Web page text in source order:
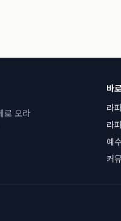
로 오라
바
라
라
예
커